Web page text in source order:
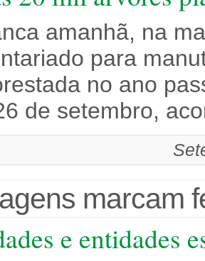
amanhã, na
para
no ano
de setembro,
marcam
e entidades